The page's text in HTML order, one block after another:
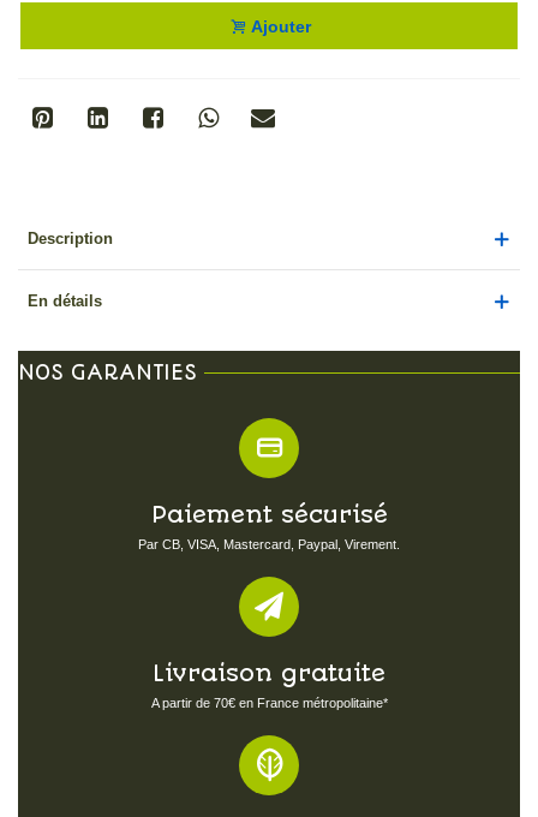
Ajouter
Description
En détails
NOS GARANTIES
Paiement sécurisé
Par CB, VISA, Mastercard, Paypal, Virement.
Livraison gratuite
A partir de 70€ en France métropolitaine*